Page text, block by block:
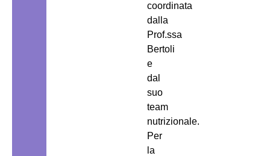
coordinata
dalla
Prof.ssa
Bertoli
e
dal
suo
team
nutrizionale.
Per
la